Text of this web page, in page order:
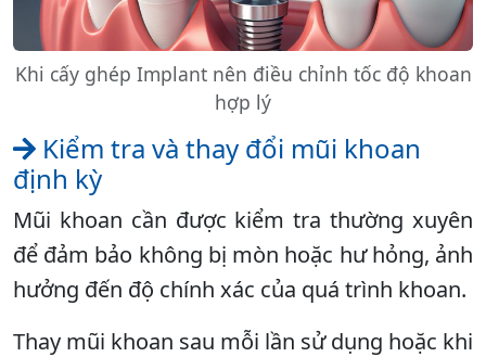
Khi cấy ghép Implant nên điều chỉnh tốc độ khoan
hợp lý
Kiểm tra và thay đổi mũi khoan
định kỳ
Mũi khoan cần được kiểm tra thường xuyên
để đảm bảo không bị mòn hoặc hư hỏng, ảnh
hưởng đến độ chính xác của quá trình khoan.
Thay mũi khoan sau mỗi lần sử dụng hoặc khi